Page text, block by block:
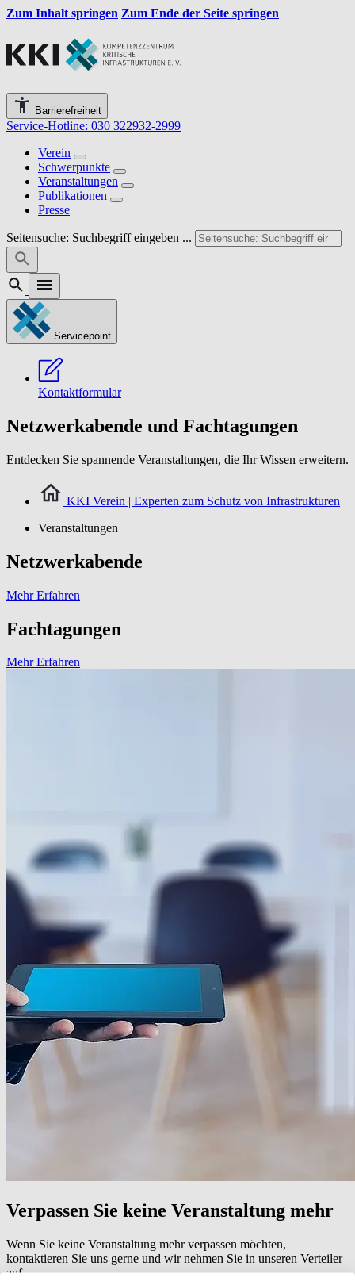
Zum Inhalt springen Zum Ende der Seite springen
Barrierefreiheit
Service-Hotline: 030 322932-2999
Verein
Schwerpunkte
Veranstaltungen
Publikationen
Presse
Seitensuche: Suchbegriff eingeben ...
Servicepoint
Kontaktformular
Netzwerkabende und Fachtagungen
Entdecken Sie spannende Veranstaltungen, die Ihr Wissen erweitern.
KKI Verein | Experten zum Schutz von Infrastrukturen
Veranstaltungen
Netzwerkabende
Mehr Erfahren
Fachtagungen
Mehr Erfahren
Verpassen Sie keine Veranstaltung mehr
Wenn Sie keine Veranstaltung mehr verpassen möchten,
kontaktieren Sie uns gerne und wir nehmen Sie in unseren Verteiler
auf.